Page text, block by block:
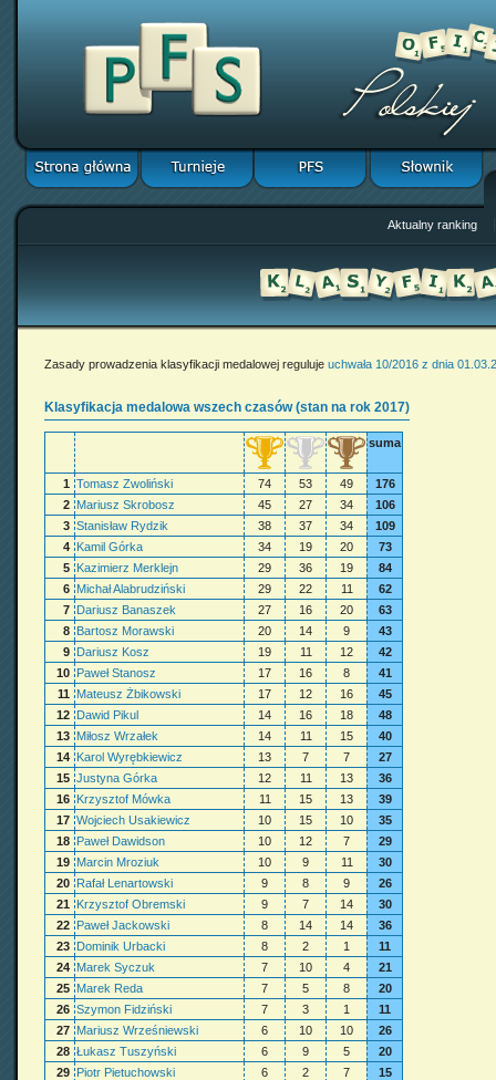
Aktualny ranking
Zasady prowadzenia klasyfikacji medalowej reguluje uchwała 10/2016 z dnia
Klasyfikacja medalowa wszech czasów (stan na rok 2017)
suma
1 Tomasz Zwoliński 74 53 49
176
2 Mariusz Skrobosz 45 27 34
106
3 Stanisław Rydzik 38 37 34
109
4 Kamil Górka 34 19 20
73
5 Kazimierz Merklejn 29 36 19
84
6 Michał Alabrudziński 29 22 11
62
7 Dariusz Banaszek 27 16 20
63
8 Bartosz Morawski 20 14 9
43
9 Dariusz Kosz 19 11 12
42
10 Paweł Stanosz 17 16 8
41
11
Mateusz Żbikowski 17 12 16
45
12 Dawid Pikul 14 16 18
48
13 Miłosz Wrzałek 14 11 15
40
14 Karol Wyrębkiewicz 13 7 7
27
15 Justyna Górka 12 11 13
36
16 Krzysztof Mówka 11 15 13
39
17 Wojciech Usakiewicz 10 15 10
35
18 Paweł Dawidson 10 12 7
29
19 Marcin Mroziuk 10 9 11
30
20 Rafał Lenartowski 9 8 9
26
21
Krzysztof Obremski 9 7 14
30
22 Paweł Jackowski 8 14 14
36
23 Dominik Urbacki 8 2 1
11
24 Marek Syczuk 7 10 4
21
25 Marek Reda 7 5 8
20
26 Szymon Fidziński 7 3 1
11
27 Mariusz Wrześniewski 6 10 10
26
28 Łukasz Tuszyński 6 9 5
20
29 Piotr Pietuchowski 6 2 7
15